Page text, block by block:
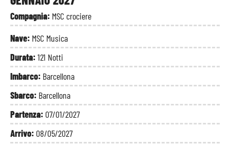
Compagnia: MSC crociere
Nave: MSC Musica
Durata:121 Notti
Imbarco: Barcellona
Sbarco: Barcellona
Partenza: 07/01/2027
Arrivo: 08/05/2027